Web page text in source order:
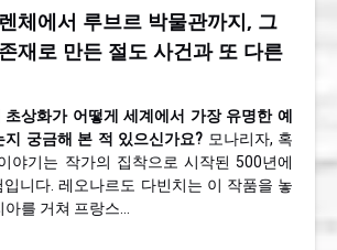
체에서 루브르 박물관까지, 그
재로 만든 절도 사건과 또 다른
상화가 어떻게 세계에서 가장 유명한 예
지 궁금해 본 적 있으신가요? 모나리자, 혹
야기는 작가의 집착으로 시작된 500년에
니다. 레오나르도 다빈치는 이 작품을 놓
를 거쳐 프랑스…